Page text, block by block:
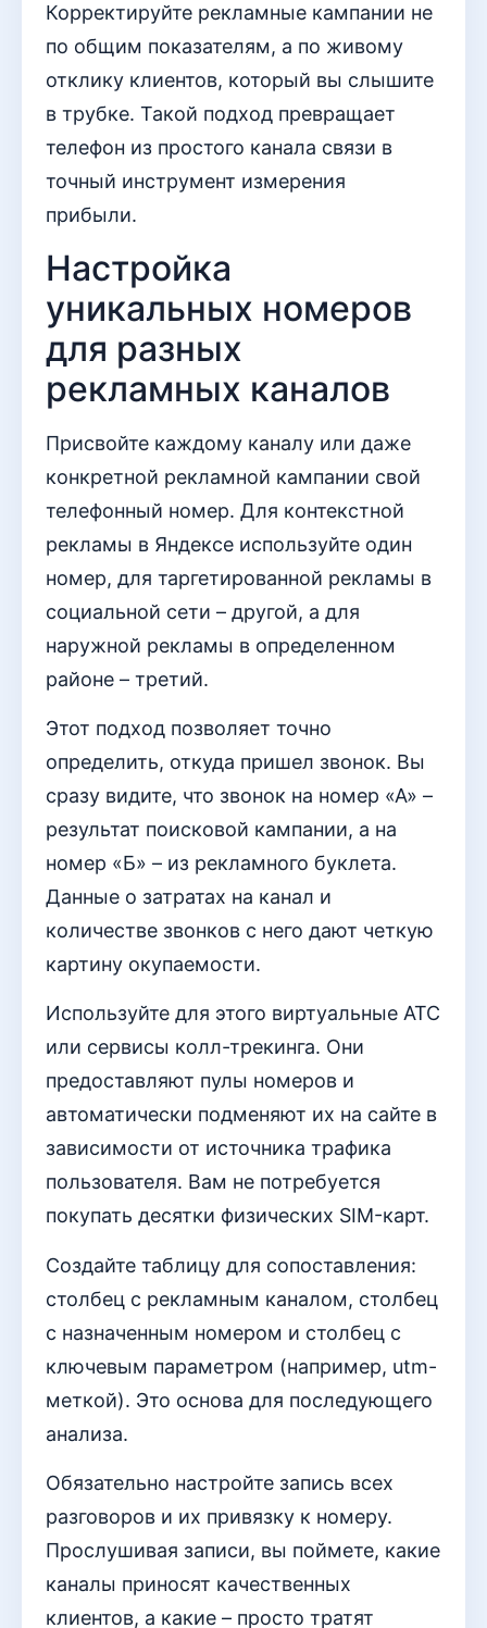
Корректируйте рекламные кампании не
по общим показателям, а по живому
отклику клиентов, который вы слышите
в трубке. Такой подход превращает
телефон из простого канала связи в
точный инструмент измерения
прибыли.
Настройка
уникальных номеров
для разных
рекламных каналов
Присвойте каждому каналу или даже
конкретной рекламной кампании свой
телефонный номер. Для контекстной
рекламы в Яндексе используйте один
номер, для таргетированной рекламы в
социальной сети – другой, а для
наружной рекламы в определенном
районе – третий.
Этот подход позволяет точно
определить, откуда пришел звонок. Вы
сразу видите, что звонок на номер «А» –
результат поисковой кампании, а на
номер «Б» – из рекламного буклета.
Данные о затратах на канал и
количестве звонков с него дают четкую
картину окупаемости.
Используйте для этого виртуальные АТС
или сервисы колл-трекинга. Они
предоставляют пулы номеров и
автоматически подменяют их на сайте в
зависимости от источника трафика
пользователя. Вам не потребуется
покупать десятки физических SIM-карт.
Создайте таблицу для сопоставления:
столбец с рекламным каналом, столбец
с назначенным номером и столбец с
ключевым параметром (например, utm-
меткой). Это основа для последующего
анализа.
Обязательно настройте запись всех
разговоров и их привязку к номеру.
Прослушивая записи, вы поймете, какие
каналы приносят качественных
клиентов, а какие – просто тратят